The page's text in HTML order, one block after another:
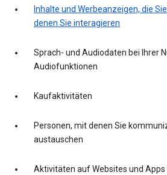
Inhalte und Werbeanzeigen, die
denen Sie interagieren
Sprach- und Audiodaten bei Ihrer
Audiofunktionen
Kaufaktivitäten
Personen, mit denen Sie
austauschen
Aktivitäten auf Websites und